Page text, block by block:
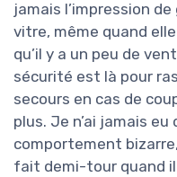
jamais l’impression
vitre, même quand
qu’il y a un peu de
sécurité est là pour
secours en cas de
plus. Je n’ai jamais
comportement
fait demi-tour quand il